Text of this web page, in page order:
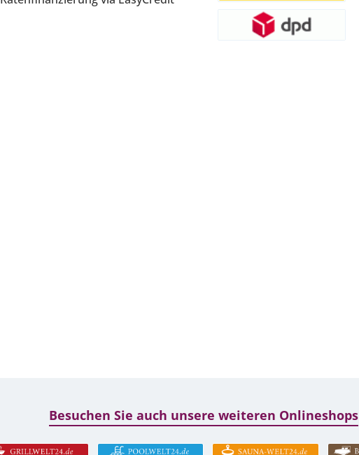
Besuchen Sie auch unsere weiteren Onlineshops